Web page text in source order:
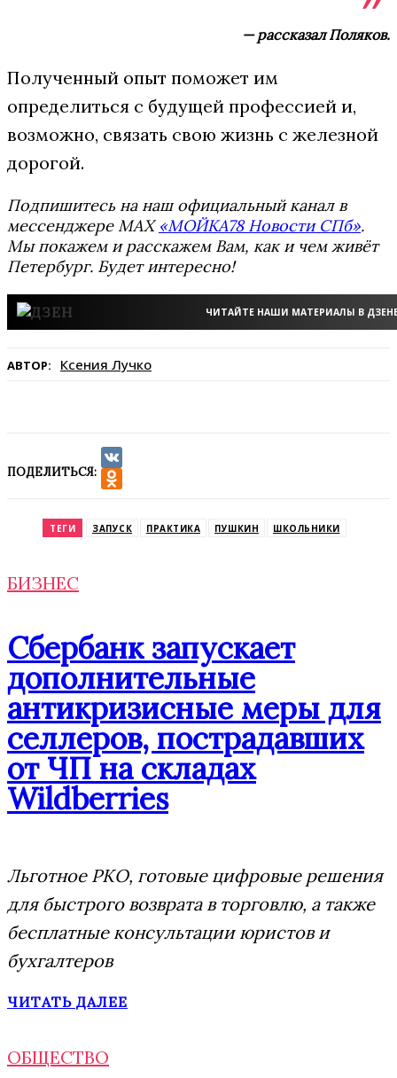
— рассказал Поляков.
Полученный опыт поможет им
определиться с будущей профессией и,
возможно, связать свою жизнь с железной
дорогой.
Подпишитесь на наш официальный канал в
мессенджере MAX«МОЙКА78 Новости СПб».
Мы покажем и расскажем Вам, как и чем живёт
Петербург. Будет интересно!
ЧИТАЙТЕ НАШИ МАТЕРИАЛЫ В
АВТОР: Ксения Лучко
ПОДЕЛИТЬСЯ:
VK
ТЕГИ ЗАПУСК ПРАКТИКА ПУШКИН ШКОЛЬНИКИ
БИЗНЕС
Сбербанк запускает
дополнительные
антикризисные меры для
селлеров, пострадавших
от ЧП на складах
Wildberries
Льготное РКО, готовые цифровые решения
для быстрого возврата в торговлю, а также
бесплатные консультации юристов и
бухгалтеров
ЧИТАТЬ ДАЛЕЕ
ОБЩЕСТВО